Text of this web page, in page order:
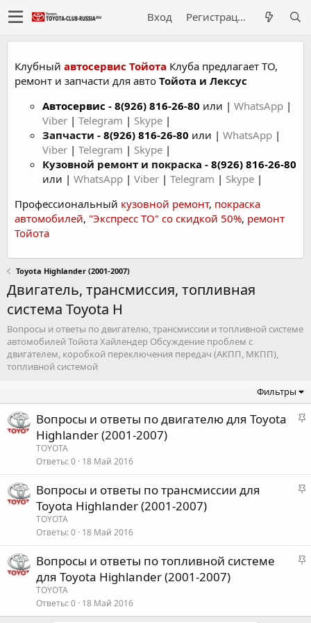
Вход Регистрация
Клубный автосервис Тойота Клуба предлагает ТО,
ремонт и запчасти для авто Тойота и Лексус
Автосервис - 8(926) 816-26-80 или | WhatsApp |
Viber | Telegram | Skype |
Запчасти - 8(926) 816-26-80 или | WhatsApp |
Viber | Telegram | Skype |
Кузовной ремонт и покраска - 8(926) 816-26-80
или | WhatsApp | Viber | Telegram | Skype |
Профессиональный кузовной ремонт, покраска
автомобилей, "Экспресс ТО" со скидкой 50%, ремонт
Тойота
Toyota Highlander (2001-2007)
Двигатель, трансмиссия, топливная
система Toyota H
Вопросы и ответы по двигателю, трансмиссии и топливной системе
автомобилей Тойота Хайлендер Обсуждение проблем с
двигателем, коробкой переключения передач (АКПП, МКПП),
топливной системой
Фильтры
З
п
Вопросы и ответы по двигателю для Toyota
Highlander (2001-2007)
TOYOTA
Ответы 0 18 Май 2016
З
п
о
Вопросы и ответы по трансмиссии для
Toyota Highlander (2001-2007)
TOYOTA
Ответы 0 18 Май 2016
З
е
Вопросы и ответы по топливной системе
для Toyota Highlander (2001-2007)
TOYOTA
Ответы 0 18 Май 2016